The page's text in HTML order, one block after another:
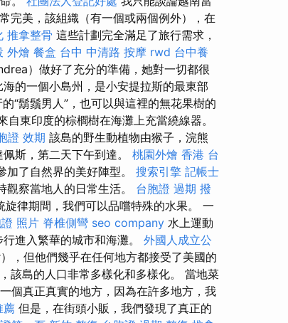
完美，該組織（有一個或兩個例外），在
推拿整骨 這些計劃完全滿足了旅行需求，
外燴 餐盒 台中 中清路 按摩 rwd 台中養
）做好了充分的準備，她對一切都很
的一個小島州，是小安提拉斯的最東部
“鬍鬚男人”，也可以與這裡的無花果樹的
自東印度的棕櫚樹在海灘上充當繞線器。
證 效期 該島的野生動植物由猴子，浣熊
斯，第二天下午到達。 桃園外燴 香港 台
了自然界的美好陣型。 搜索引擎 記帳士
察當地人的日常生活。 台胞證 過期 撥
旋律期間，我們可以品嚐特殊的水果。 一
照片 脊椎側彎 seo company 水上運動
進入繁華的城市和海灘。 外國人成立公
，但他們幾乎在任何地方都接受了美國的
該島的人口非常多樣化和多樣化。 當地菜
個真正真實的地方，因為在許多地方，我
薦 但是，在街頭小販，我們發現了真正的